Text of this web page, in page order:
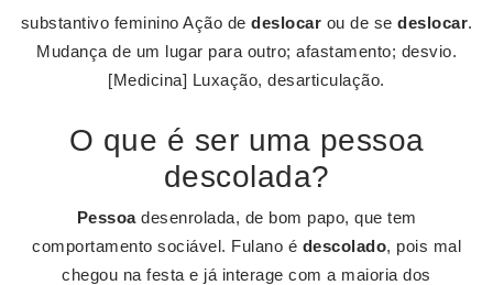
substantivo feminino Ação de deslocar ou de se deslocar.
Mudança de um lugar para outro; afastamento; desvio.
[Medicina] Luxação, desarticulação.
O que é ser uma pessoa
descolada?
Pessoadesenrolada, de bom papo, que tem
comportamento sociável. Fulano é descolado, pois mal
chegou na festa e já interage com a maioria dos